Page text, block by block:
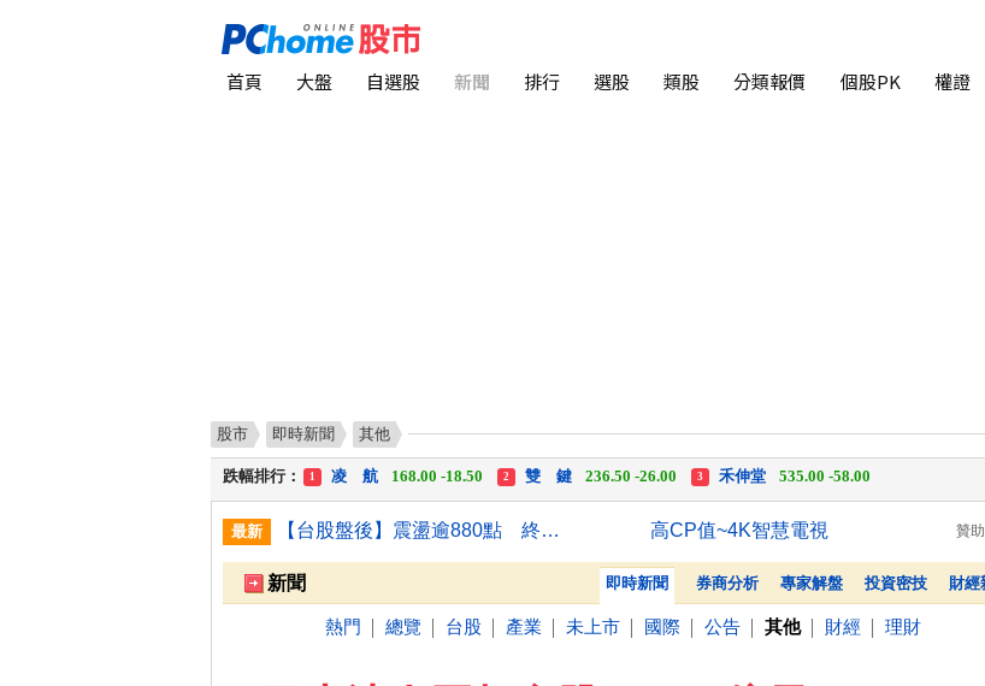
首頁 大盤 自選股 新聞 排行 選股 類股 分類報價 個股PK 權證
股市 即時新聞 其他
漲幅排行： 1 川 湖11,110.00 +1,010.00 中化生35.75 +3.25 柏 騰28.15 +2.55
跌幅排行：
1 凌 航 168.00 -18.50 2 雙 鍵 236.50 -26.00 3 禾伸堂
535.00 -58.00
跌停排行：
最新 【台股盤後】震盪逾880點 終場失守季線收44225點 高CP值~4K智慧電視 贊助
熱門
新聞 即時新聞 券商分析 專家解盤 投資密技 財經
熱門 總覽 台股 產業 未上市 國際 公告 其他 財經 理財